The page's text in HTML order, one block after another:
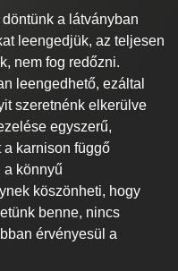
a látványban
leengedjük, az teljesen
nem fog redőzni.
leengedhető, ezáltal
szeretnénk elkerülve
egyszerű,
a karnison függő
a könnyű
köszönheti, hogy
benne, nincs
érvényesül a